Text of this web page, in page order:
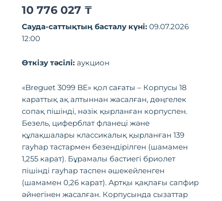
10 776 027 ₸
Сауда-саттықтың басталу күні: 09.07.2026
12:00
Өткізу тәсілі: аукцион
«Breguet 3099 BE» қол сағаты – Корпусы 18
караттық ақ алтыннан жасалған, дөңгелек
сопақ пішінді, нәзік қырланған корпуспен.
Безель, циферблат фланеці және
құлақшалары классикалық қырланған 139
гауһар тастармен безендірілген (шамамен
1,255 карат). Бұрамалы бастиегі бриолет
пішінді гауһар таспен әшекейленген
(шамамен 0,26 карат). Артқы қақпағы сапфир
әйнегінен жасалған. Корпусында сызаттар